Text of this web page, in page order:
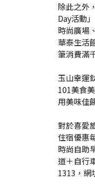
除此之外
Day活動
時尚廣場
華泰生活
筆消費滿
玉山幸運
101美食
用美味佳
對於喜愛
住宿優惠
時尚自助
道＋自行
1313，